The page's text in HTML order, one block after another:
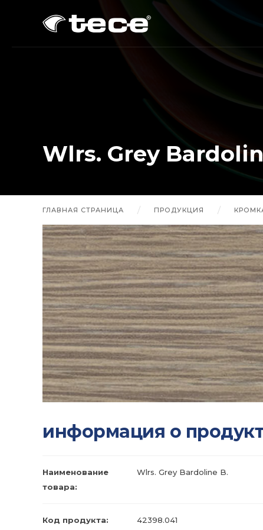
Wlrs. Grey
ГЛАВНАЯ СТРАНИЦА ПРОДУКЦИЯ
информация о
Наименование
товара:
Wlrs. Grey Bardoline B.
Код продукта: 42398.041